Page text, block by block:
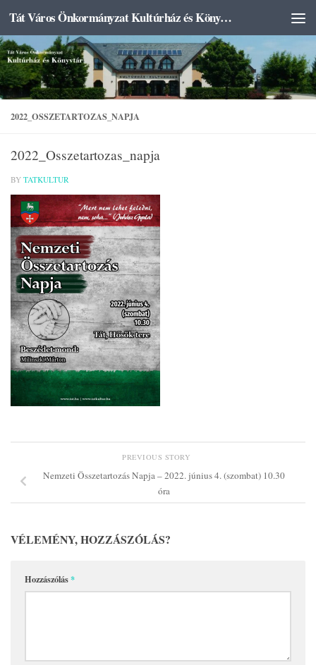
Skip to content Tát Város Önkormányzat Kultúrház és Könyvtár
2022_OSSZETARTOZAS_NAPJA
2022_Osszetartozas_napja
BY TATKULTUR
PREVIOUS STORY
Nemzeti Összetartozás Napja – 2022. június 4. (szombat) 10.30
óra
VÉLEMÉNY, HOZZÁSZÓLÁS?
Hozzászólás*